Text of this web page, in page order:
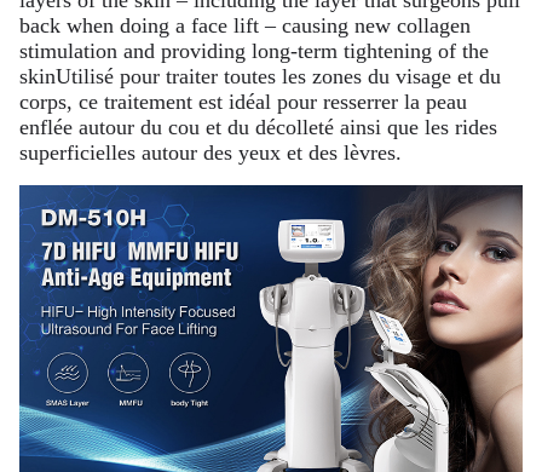
back when doing a face lift – causing new collagen
stimulation and providing long-term tightening of the
skinUtilisé pour traiter toutes les zones du visage et du
corps, ce traitement est idéal pour resserrer la peau
enflée autour du cou et du décolleté ainsi que les rides
superficielles autour des yeux et des lèvres.